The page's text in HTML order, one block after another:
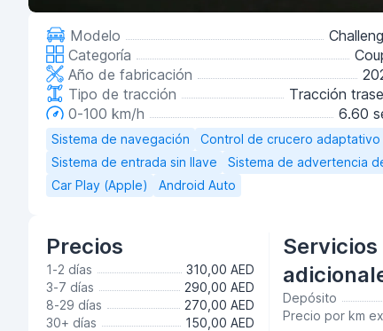
Modelo
Categoría
Año de fabricación
Tipo de tracción
Tracción
0-100 km/h
6.60
Sistema de navegación Control de crucero adaptativo
Sistema de entrada sin llave
Sistema de advertencia
Car Play (Apple)
Android Auto
Precios
1-2 días
310,00 AED
3-7 días
290,00 AED
8-29 días
270,00 AED
30+ días
150,00 AED
Servicios
Depósito
Precio por km